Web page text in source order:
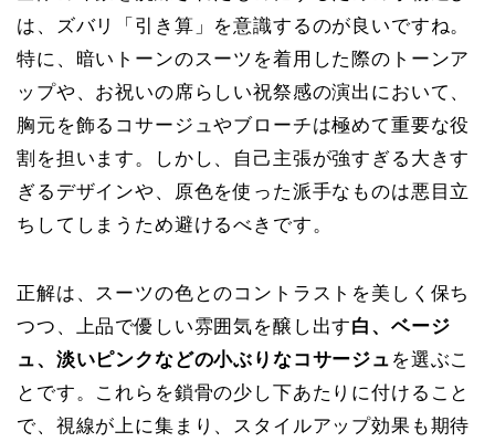
は、ズバリ「引き算」を意識するのが良いですね。
特に、暗いトーンのスーツを着用した際のトーンア
ップや、お祝いの席らしい祝祭感の演出において、
胸元を飾るコサージュやブローチは極めて重要な役
割を担います。しかし、自己主張が強すぎる大きす
ぎるデザインや、原色を使った派手なものは悪目立
ちしてしまうため避けるべきです。
正解は、スーツの色とのコントラストを美しく保ち
つつ、上品で優しい雰囲気を醸し出す白、ベージ
ュ、淡いピンクなどの小ぶりなコサージュ を選ぶこ
とです。これらを鎖骨の少し下あたりに付けること
で、視線が上に集まり、スタイルアップ効果も期待